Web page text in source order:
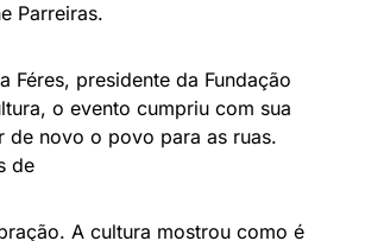
Parreiras.
Féres, presidente da Fundação
o evento cumpriu com sua
de novo o povo para as ruas.
de
A cultura mostrou como é